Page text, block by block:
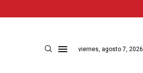
viernes, agosto 7, 2026